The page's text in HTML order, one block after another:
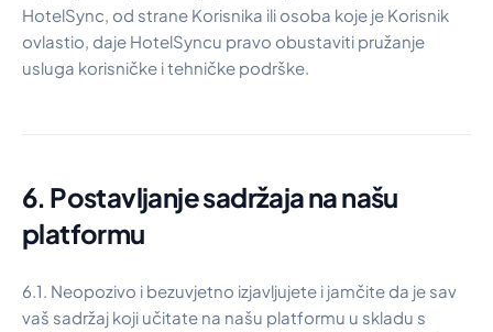
HotelSync, od strane Korisnika ili osoba koje je Korisnik
ovlastio, daje HotelSyncu pravo obustaviti pružanje
usluga korisničke i tehničke podrške.
6. Postavljanje sadržaja na našu
platformu
6.1. Neopozivo i bezuvjetno izjavljujete i jamčite da je sav
vaš sadržaj koji učitate na našu platformu u skladu s